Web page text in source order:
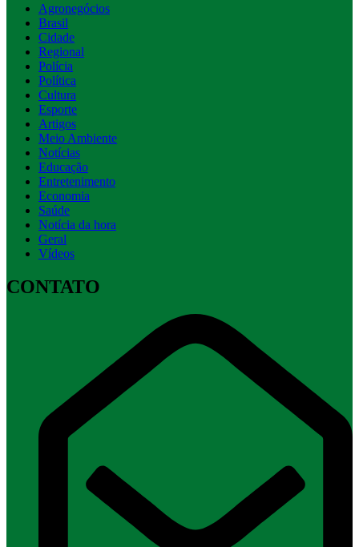
Agronegócios
Brasil
Cidade
Regional
Polícia
Política
Cultura
Esporte
Artigos
Meio Ambiente
Notícias
Educação
Entretenimento
Economia
Saúde
Notícia da hora
Geral
Vídeos
CONTATO